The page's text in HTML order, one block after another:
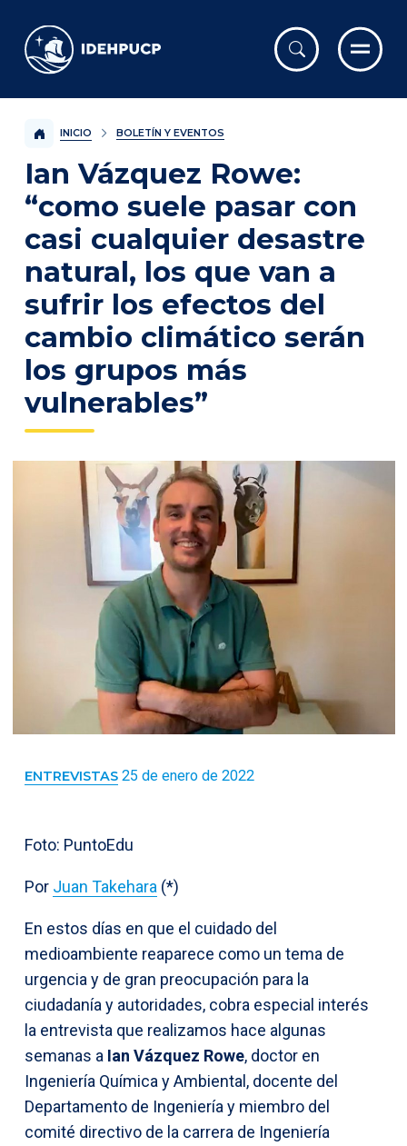
IDEHPUCP
INICIO BOLETÍN Y EVENTOS
Ian Vázquez Rowe:
“como suele pasar con
casi cualquier desastre
natural, los que van a
sufrir los efectos del
cambio climático serán
los grupos más
vulnerables”
ENTREVISTAS 25 de enero de 2022
Foto: PuntoEdu
Por Juan Takehara (*)
En estos días en que el cuidado del
medioambiente reaparece como un tema de
urgencia y de gran preocupación para la
ciudadanía y autoridades, cobra especial interés
la entrevista que realizamos hace algunas
semanas a Ian Vázquez Rowe, doctor en
Ingeniería Química y Ambiental, docente del
Departamento de Ingeniería y miembro del
comité directivo de la carrera de Ingeniería